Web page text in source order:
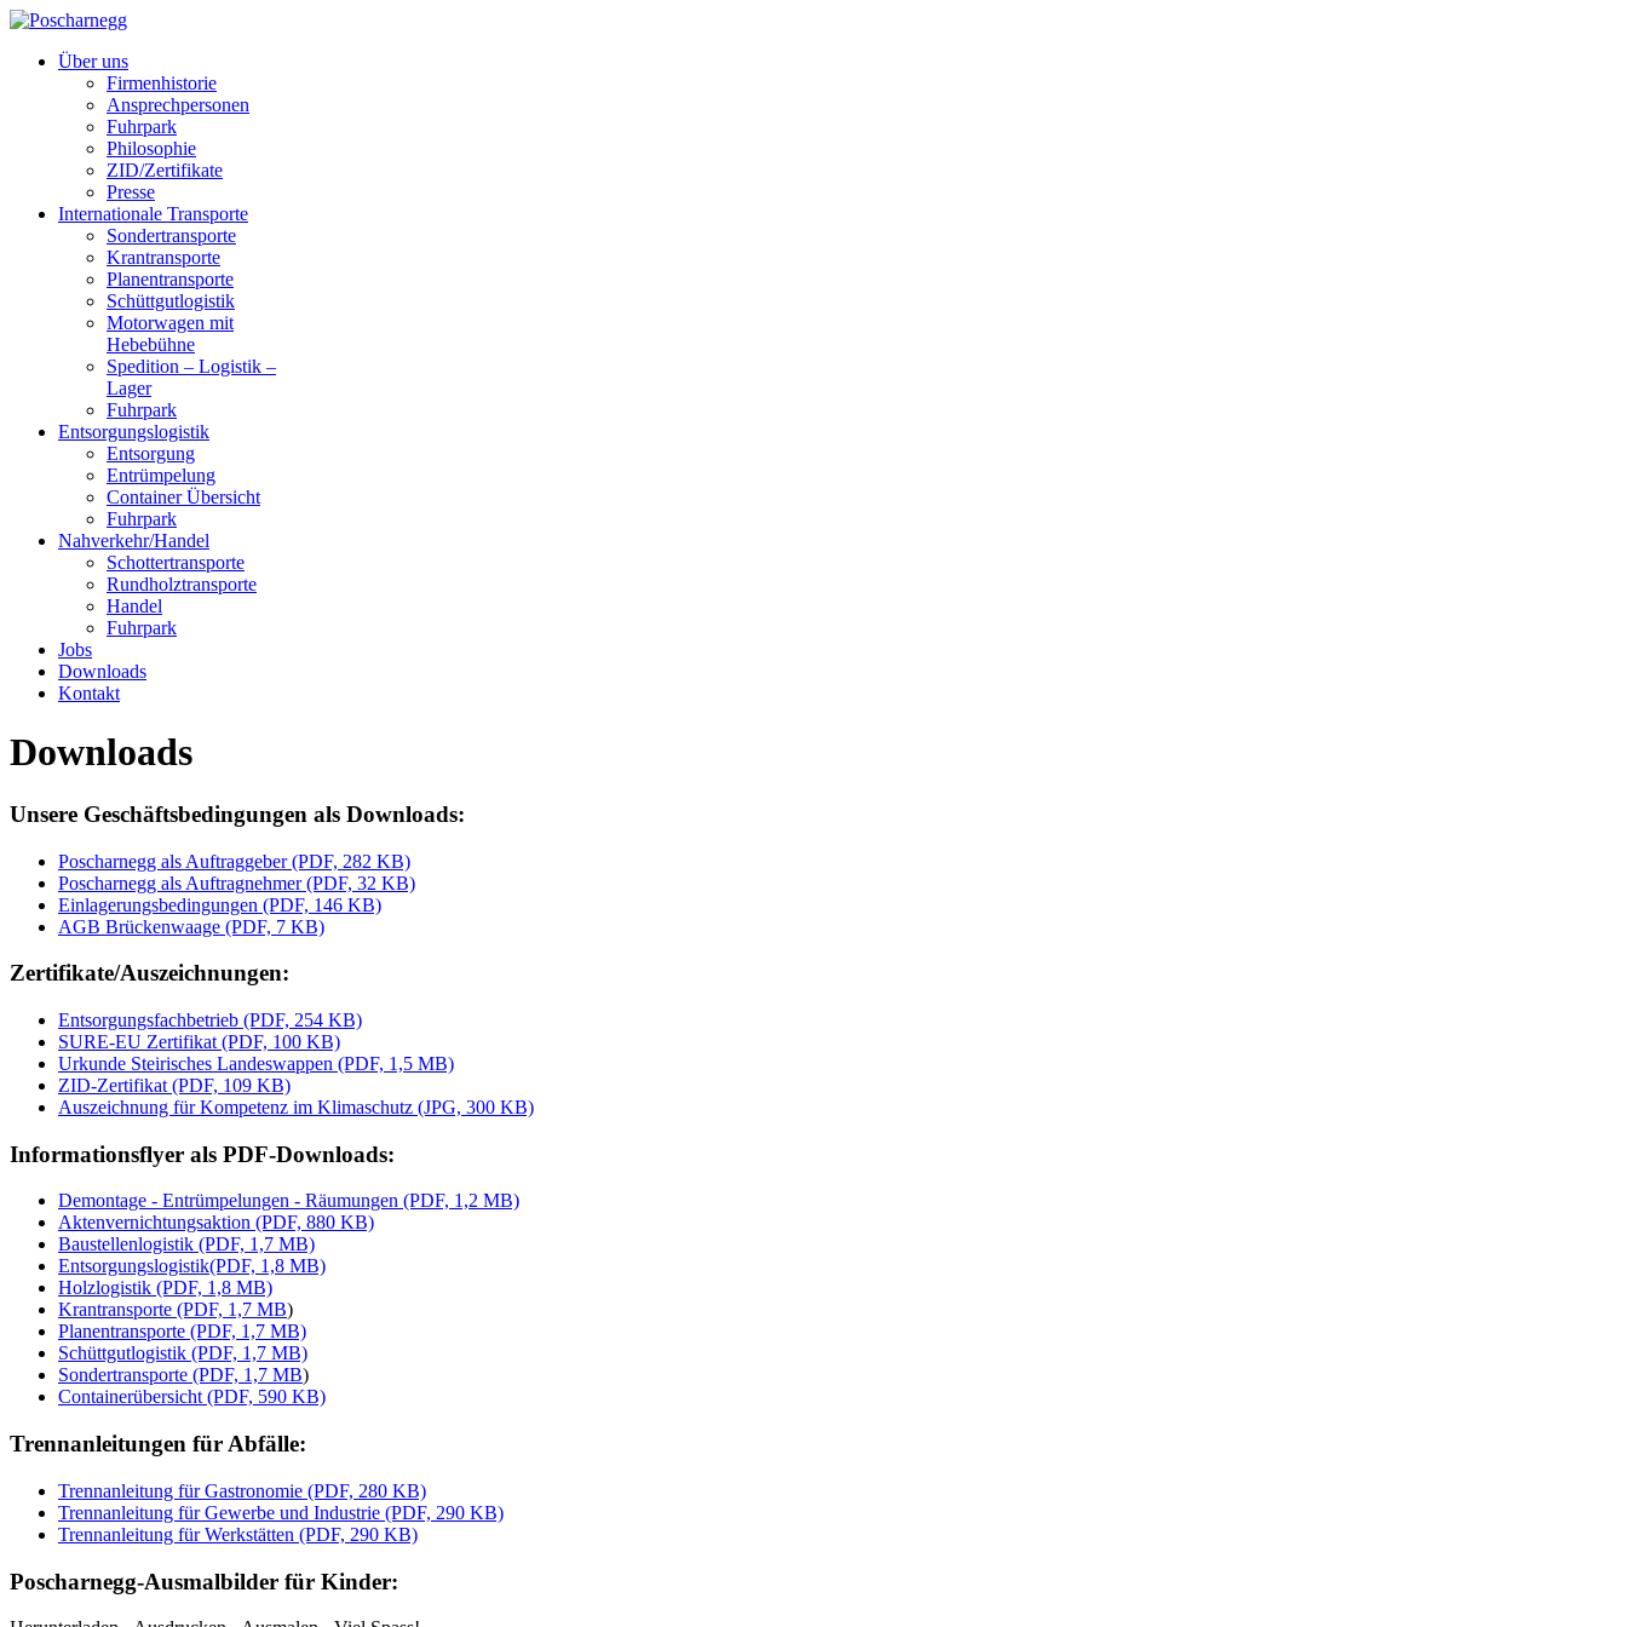
Über uns
Firmenhistorie
Ansprechpersonen
Fuhrpark
Philosophie
ZID/Zertifikate
Presse
Internationale Transporte
Sondertransporte
Krantransporte
Planentransporte
Schüttgutlogistik
Motorwagen mit
Hebebühne
Spedition – Logistik –
Lager
Fuhrpark
Entsorgungslogistik
Entsorgung
Entrümpelung
Container Übersicht
Fuhrpark
Nahverkehr/Handel
Schottertransporte
Rundholztransporte
Handel
Fuhrpark
Jobs
Downloads
Kontakt
Downloads
Unsere Geschäftsbedingungen als Downloads:
Poscharnegg als Auftraggeber (PDF, 282 KB)
Poscharnegg als Auftragnehmer (PDF, 32 KB)
Einlagerungsbedingungen (PDF, 146 KB)
AGB Brückenwaage (PDF, 7 KB)
Zertifikate/Auszeichnungen:
Entsorgungsfachbetrieb (PDF, 254 KB)
SURE-EU Zertifikat (PDF, 100 KB)
Urkunde Steirisches Landeswappen (PDF, 1,5 MB)
ZID-Zertifikat (PDF, 109 KB)
Auszeichnung für Kompetenz im Klimaschutz (JPG, 300 KB)
Informationsflyer als PDF-Downloads:
Demontage - Entrümpelungen - Räumungen (PDF, 1,2 MB)
Aktenvernichtungsaktion (PDF, 880 KB)
Baustellenlogistik (PDF, 1,7 MB)
Entsorgungslogistik(PDF, 1,8 MB)
Holzlogistik (PDF, 1,8 MB)
Krantransporte (PDF, 1,7 MB)
Planentransporte (PDF, 1,7 MB)
Schüttgutlogistik (PDF, 1,7 MB)
Sondertransporte (PDF, 1,7 MB)
Containerübersicht (PDF, 590 KB)
Trennanleitungen für Abfälle:
Trennanleitung für Gastronomie (PDF, 280 KB)
Trennanleitung für Gewerbe und Industrie (PDF, 290 KB)
Trennanleitung für Werkstätten (PDF, 290 KB)
Poscharnegg-Ausmalbilder für Kinder: